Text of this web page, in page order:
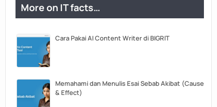
More on IT facts…
Cara Pakai AI Content Writer di BIGRIT
Memahami dan Menulis Esai Sebab Akibat (Cause
& Effect)